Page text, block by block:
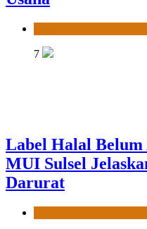
7
Label Halal Belum
MUI Sulsel
Darurat